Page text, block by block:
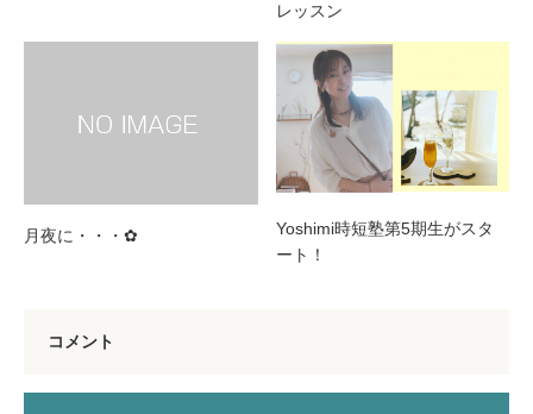
レッスン
月夜に・・・✿
Yoshimi時短塾第5期生がスタ
ート！
コメント